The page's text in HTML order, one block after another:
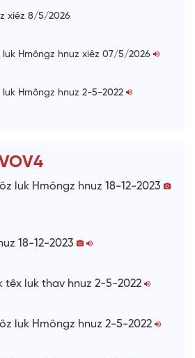
0
s
i
xiêz 8/5/2026
luk Hmôngz hnuz xiêz 07/5/2026
Hmôngz hnuz 2-5-2022
luk Hmôngz hnuz 18-12-2023
18-12-2023
têx luk thav hnuz 2-5-2022
luk Hmôngz hnuz 2-5-2022